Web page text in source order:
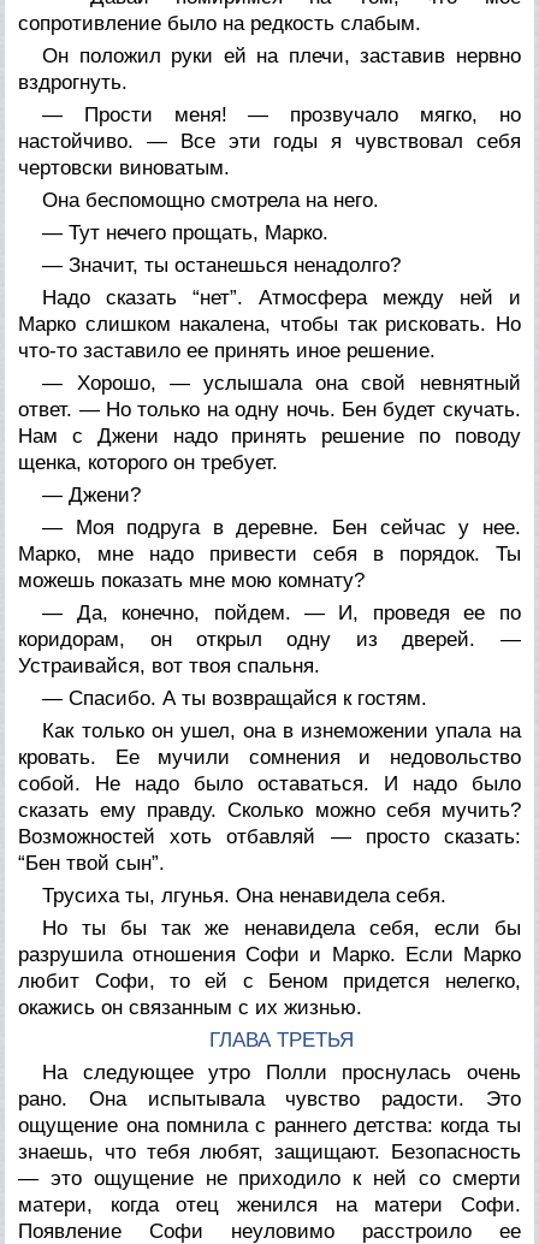
сопротивление было на редкость слабым.
Он положил руки ей на плечи, заставив нервно
вздрогнуть.
— Прости меня! — прозвучало мягко, но
настойчиво. — Все эти годы я чувствовал себя
чертовски виноватым.
Она беспомощно смотрела на него.
— Тут нечего прощать, Марко.
— Значит, ты останешься ненадолго?
Надо сказать “нет”. Атмосфера между ней и
Марко слишком накалена, чтобы так рисковать. Но
что-то заставило ее принять иное решение.
— Хорошо, — услышала она свой невнятный
ответ. — Но только на одну ночь. Бен будет скучать.
Нам с Джени надо принять решение по поводу
щенка, которого он требует.
— Джени?
— Моя подруга в деревне. Бен сейчас у нее.
Марко, мне надо привести себя в порядок. Ты
можешь показать мне мою комнату?
— Да, конечно, пойдем. — И, проведя ее по
коридорам, он открыл одну из дверей. —
Устраивайся, вот твоя спальня.
— Спасибо. А ты возвращайся к гостям.
Как только он ушел, она в изнеможении упала на
кровать. Ее мучили сомнения и недовольство
собой. Не надо было оставаться. И надо было
сказать ему правду. Сколько можно себя мучить?
Возможностей хоть отбавляй — просто сказать:
“Бен твой сын”.
Трусиха ты, лгунья. Она ненавидела себя.
Но ты бы так же ненавидела себя, если бы
разрушила отношения Софи и Марко. Если Марко
любит Софи, то ей с Беном придется нелегко,
окажись он связанным с их жизнью.
ГЛАВА ТРЕТЬЯ
На следующее утро Полли проснулась очень
рано. Она испытывала чувство радости. Это
ощущение она помнила с раннего детства: когда ты
знаешь, что тебя любят, защищают. Безопасность
— это ощущение не приходило к ней со смерти
матери, когда отец женился на матери Софи.
Появление Софи неуловимо расстроило ее